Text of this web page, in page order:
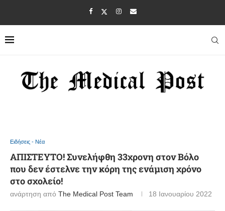
Ειδήσεις - Νέα
ΑΠΙΣΤΕΥΤΟ! Συνελήφθη 33χρονη στον Βόλο
που δεν έστελνε την κόρη της ενάμιση χρόνο
στο σχολείο!
ανάρτηση από The Medical Post Team 18 Ιανουαρίου 2022